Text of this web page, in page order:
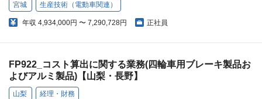
宮城 生産技術（電動車関連）
年収 4,934,000円 〜 7,290,728円 正社員
FP922_コスト算出に関する業務(四輪車用ブレーキ製品お
よびアルミ製品)【山梨・長野】
山梨 経理・財務